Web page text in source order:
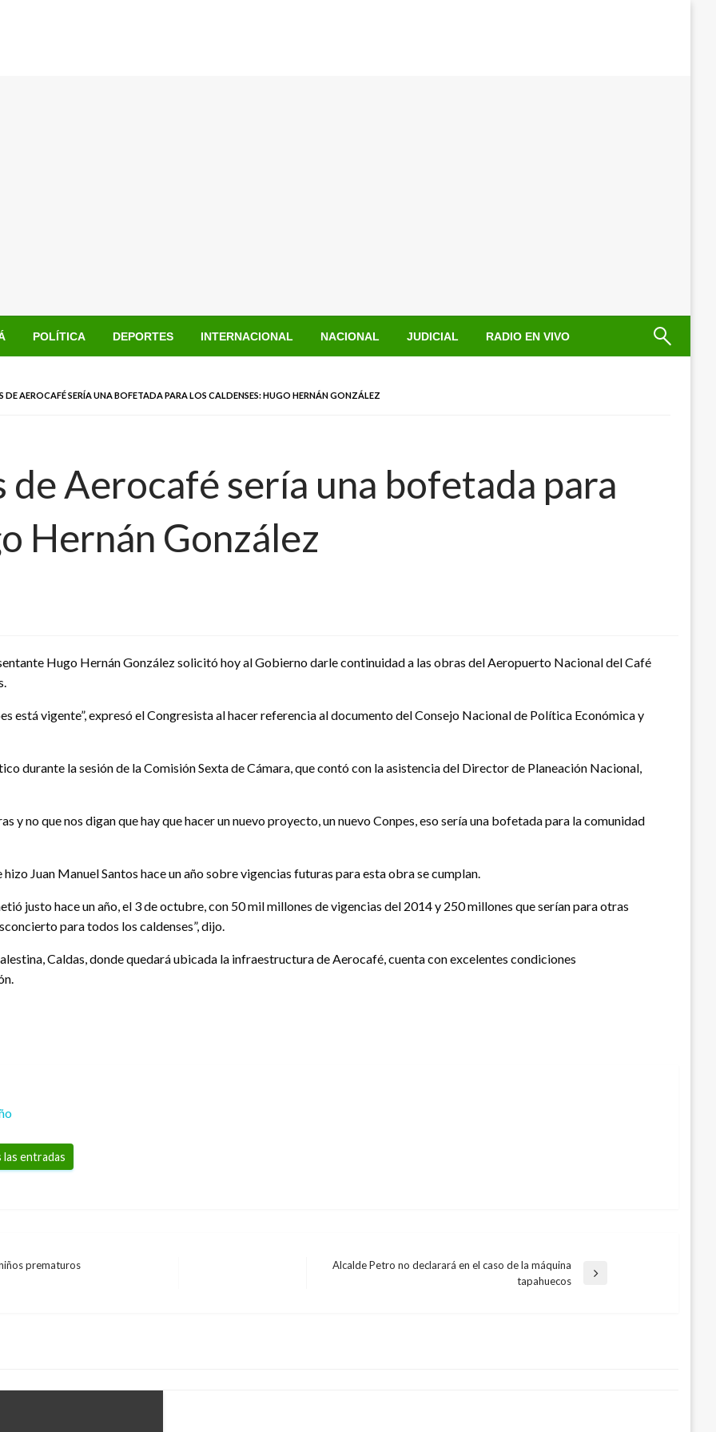
POLÍTICA DEPORTES INTERNACIONAL NACIONAL JUDICIAL RADIO EN VIVO
DE AEROCAFÉ SERÍA UNA BOFETADA PARA LOS CALDENSES: HUGO HERNÁN GONZÁLEZ
de Aerocafé sería una bofetada para
Hernán González
Hugo Hernán González solicitó hoy al Gobierno darle continuidad a las obras del Aeropuerto Nacional del Café
está vigente”, expresó el Congresista al hacer referencia al documento del Consejo Nacional de Política Económica y
durante la sesión de la Comisión Sexta de Cámara, que contó con la asistencia del Director de Planeación Nacional,
y no que nos digan que hay que hacer un nuevo proyecto, un nuevo Conpes, eso sería una bofetada para la comunidad
Juan Manuel Santos hace un año sobre vigencias futuras para esta obra se cumplan.
justo hace un año, el 3 de octubre, con 50 mil millones de vigencias del 2014 y 250 millones que serían para otras
para todos los caldenses”, dijo.
Caldas, donde quedará ubicada la infraestructura de Aerocafé, cuenta con excelentes condiciones
entradas
prematuros
Alcalde Petro no declarará en el caso de la máquina
tapahuecos